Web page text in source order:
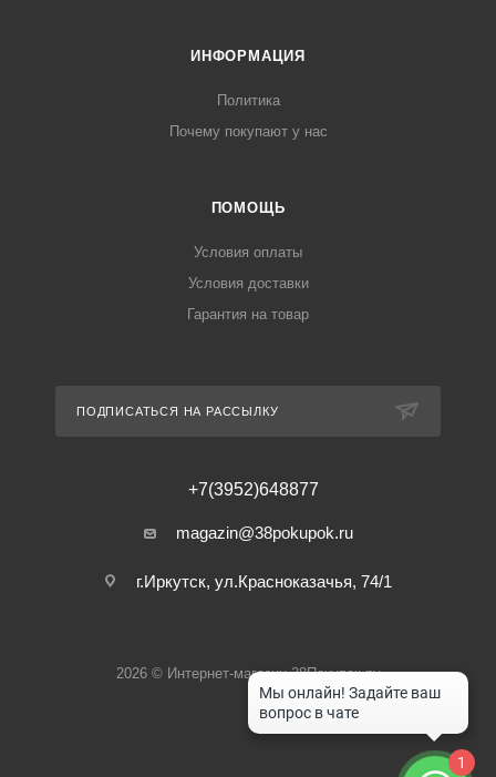
ИНФОРМАЦИЯ
Политика
Почему покупают у нас
ПОМОЩЬ
Условия оплаты
Условия доставки
Гарантия на товар
ПОДПИСАТЬСЯ НА РАССЫЛКУ
+7(3952)648877
magazin@38pokupok.ru
г.Иркутск, ул.Красноказачья, 74/1
2026 © Интернет-магазин 38Покупок.ру
1